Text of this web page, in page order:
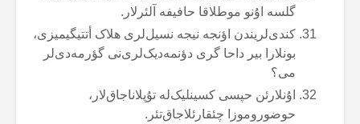
گلسە اۇنو موطلاقا حافیفە آلئرلار.
کندی‌لریندن اؤنجە نیجە نسیل‌لری هلاک أتتیگیمیزی،
بونلارا بیر داحا گری دؤنمەدیک‌لری‌نی گؤرمەدی‌لر
می؟
اۇنلارئن حپسی کسینلیک‌لە تۇپلاناجاق‌لار،
حوضوروموزا چئقارئلاجاق‌تئر.